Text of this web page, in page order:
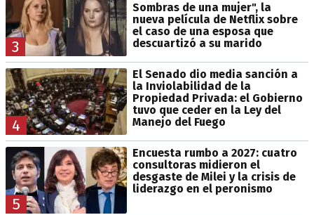
3
Sombras de una mujer", la
nueva película de Netflix sobre
el caso de una esposa que
descuartizó a su marido
4
El Senado dio media sanción a
la Inviolabilidad de la
Propiedad Privada: el Gobierno
tuvo que ceder en la Ley del
Manejo del Fuego
5
Encuesta rumbo a 2027: cuatro
consultoras midieron el
desgaste de Milei y la crisis de
liderazgo en el peronismo